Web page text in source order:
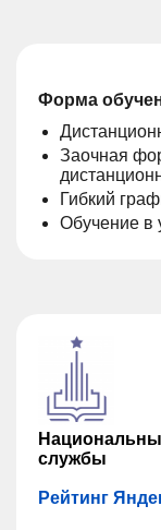
Форма
Заочная
Гибкий
Обучение в
службы
Рейтинг